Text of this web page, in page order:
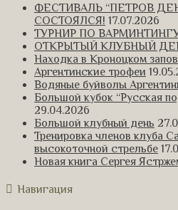
ФЕСТИВАЛЬ “ПЕТРОВ
СОСТОЯЛСЯ! 17.07.2026
ТУРНИР ПО
ОТКРЫТЫЙ КЛУБНЫЙ
Находка в Кроноцком
Аргентинские трофеи
Водяные буйволы
Большой кубок “Русская
29.04.2026
Большой клубный день
Тренировка членов клуба
высокоточной стрельбе
Новая книга Сергея
Навигация